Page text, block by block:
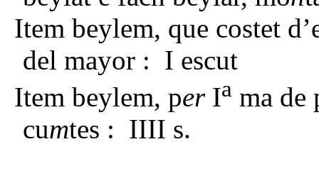
Item beylem, que costet
del mayor : I escut
Item beylem, perIa ma de
cumtes : IIII s.